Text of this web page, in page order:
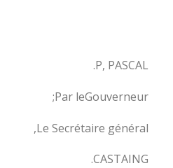
P, PASCAL.
Par leGouverneur;
Le Secrétaire général,
CASTAING.